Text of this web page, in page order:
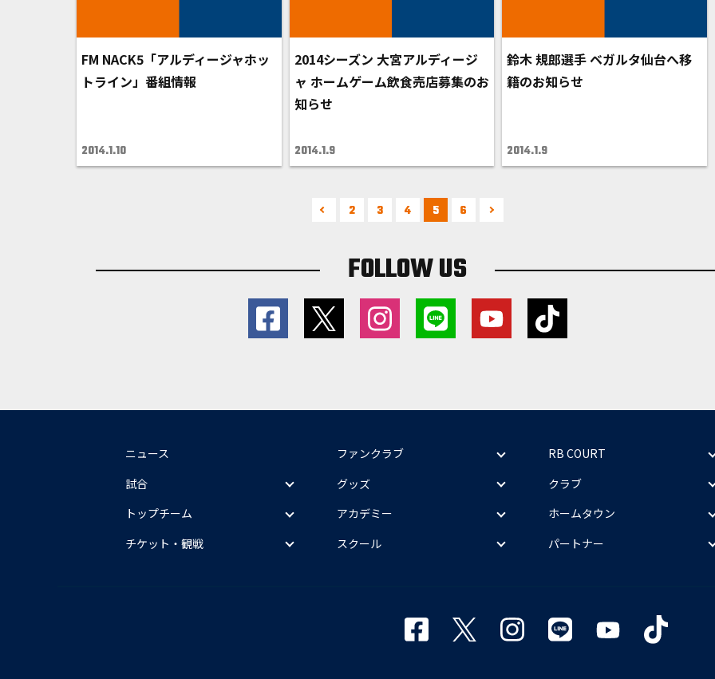
FM NACK5「アルディージャホッ
トライン」番組情報
2014.1.10
2014シーズン 大宮アルディージ
ャ ホームゲーム飲食売店募集のお
知らせ
2014.1.9
鈴木 規郎選手 ベガルタ仙台へ移
籍のお知らせ
2014.1.9
2 3 4 5 6
FOLLOW US
ニュース
試合
トップチーム
チケット・観戦
ファンクラブ
グッズ
アカデミー
スクール
RB COURT
クラブ
ホームタウン
パートナー